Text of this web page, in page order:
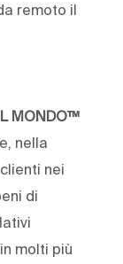
remoto il
MONDO™
nella
nei
di
molti più